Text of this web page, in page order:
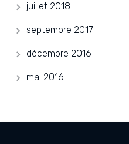
juillet 2018
septembre 2017
décembre 2016
mai 2016